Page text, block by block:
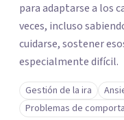
para adaptarse a los
veces, incluso
cuidarse, sostener
especialmente difícil.
Gestión de la ira
Problemas de